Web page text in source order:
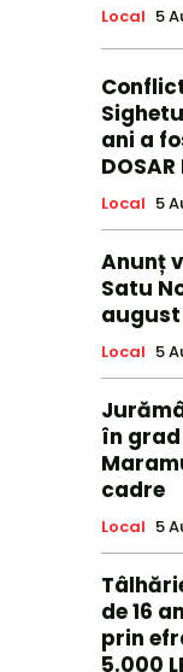
Local 5
ani a
DOSAR
Local 5
Anunț
Satu
august
Local 5
în
cadre
Local 5
de 16
prin
5.000